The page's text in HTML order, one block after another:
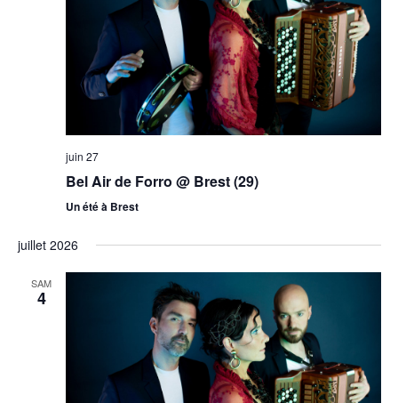
juin 27
Bel Air de Forro @ Brest (29)
Un été à Brest
juillet 2026
SAM
4